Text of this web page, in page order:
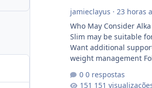
jamieclayus · 23 horas
Who May Consider
Slim may be suitable
Want additional
weight management Follow a calorie-
Prefer supplements
0 respostas
151